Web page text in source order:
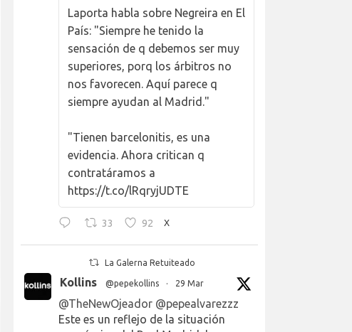
Laporta habla sobre Negreira en El
País: "Siempre he tenido la
sensación de q debemos ser muy
superiores, porq los árbitros no
nos favorecen. Aquí parece q
siempre ayudan al Madrid."
"Tienen barcelonitis, es una
evidencia. Ahora critican q
contratáramos a
https://t.co/lRqryjUDTE
33 92 X
La Galerna Retuiteado
Kollins @pepekollins · 29 Mar
@TheNewOjeador @pepealvarezzz
Este es un reflejo de la situación